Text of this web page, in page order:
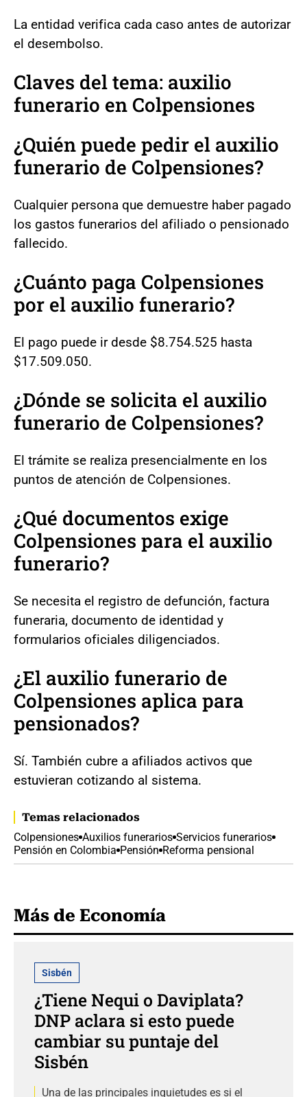
La entidad verifica cada caso antes de autorizar
el desembolso.
Claves del tema: auxilio
funerario en Colpensiones
¿Quién puede pedir el auxilio
funerario de Colpensiones?
Cualquier persona que demuestre haber pagado
los gastos funerarios del afiliado o pensionado
fallecido.
¿Cuánto paga Colpensiones
por el auxilio funerario?
El pago puede ir desde $8.754.525 hasta
$17.509.050.
¿Dónde se solicita el auxilio
funerario de Colpensiones?
El trámite se realiza presencialmente en los
puntos de atención de Colpensiones.
¿Qué documentos exige
Colpensiones para el auxilio
funerario?
Se necesita el registro de defunción, factura
funeraria, documento de identidad y
formularios oficiales diligenciados.
¿El auxilio funerario de
Colpensiones aplica para
pensionados?
Sí. También cubre a afiliados activos que
estuvieran cotizando al sistema.
Temas relacionados
Colpensiones Auxilios funerarios Servicios funerarios
Pensión en Colombia Pensión Reforma pensional
Más de Economía
Sisbén
¿Tiene Nequi o Daviplata?
DNP aclara si esto puede
cambiar su puntaje del
Sisbén
Una de las principales inquietudes es si el